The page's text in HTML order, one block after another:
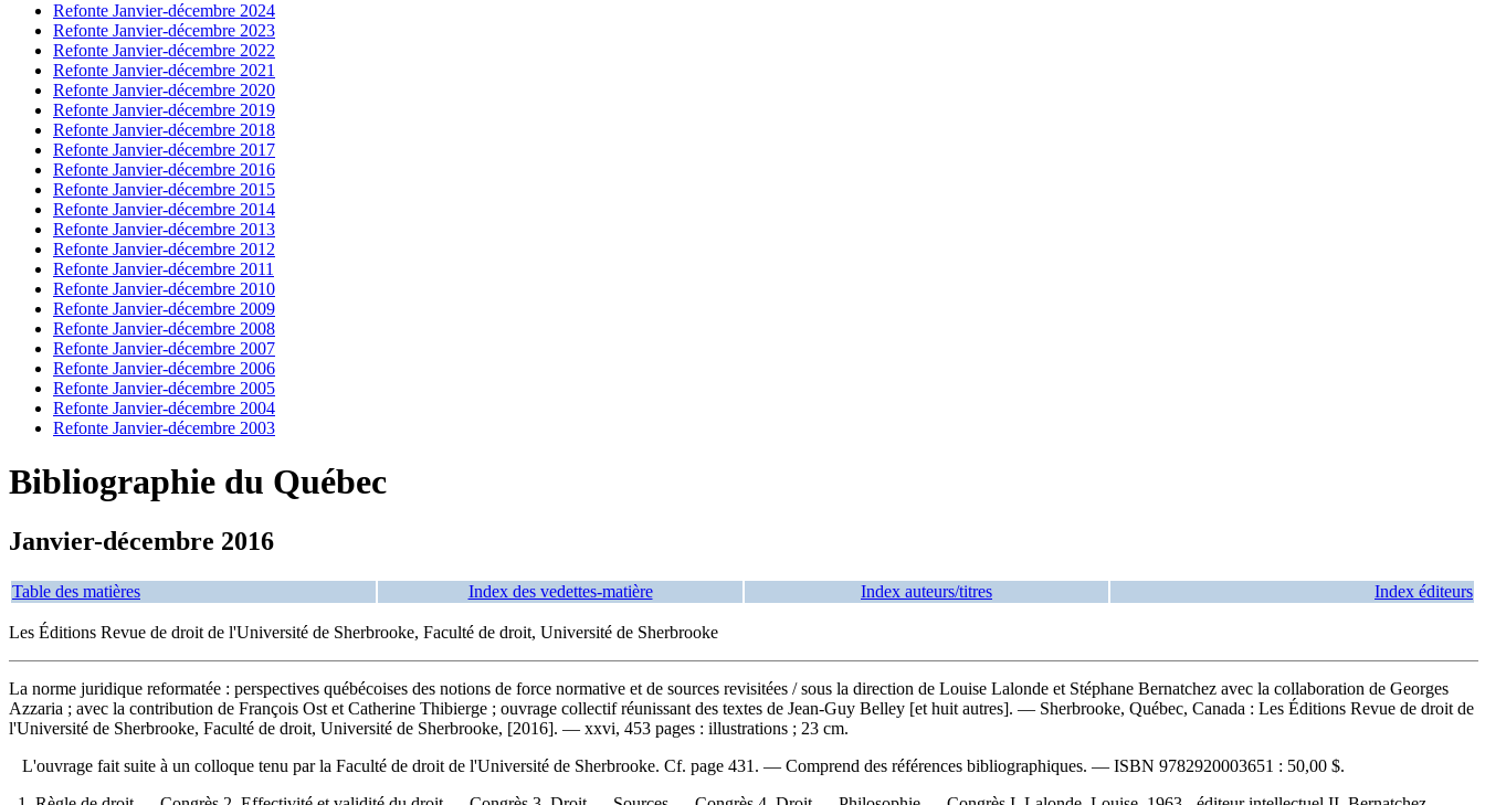
Refonte Janvier-décembre 2024
Refonte Janvier-décembre 2023
Refonte Janvier-décembre 2022
Refonte Janvier-décembre 2021
Refonte Janvier-décembre 2020
Refonte Janvier-décembre 2019
Refonte Janvier-décembre 2018
Refonte Janvier-décembre 2017
Refonte Janvier-décembre 2016
Refonte Janvier-décembre 2015
Refonte Janvier-décembre 2014
Refonte Janvier-décembre 2013
Refonte Janvier-décembre 2012
Refonte Janvier-décembre 2011
Refonte Janvier-décembre 2010
Refonte Janvier-décembre 2009
Refonte Janvier-décembre 2008
Refonte Janvier-décembre 2007
Refonte Janvier-décembre 2006
Refonte Janvier-décembre 2005
Refonte Janvier-décembre 2004
Refonte Janvier-décembre 2003
Bibliographie du Québec
Janvier-décembre 2016
Table des matières Index des vedettes-matière Index auteurs/titres Index éditeurs
Les Éditions Revue de droit de l'Université de Sherbrooke, Faculté de droit, Université de Sherbrooke
La norme juridique reformatée : perspectives québécoises des notions de force normative et de sources revisitées / sous la direction de Louise Lalonde et Stéphane Bernatchez avec la collaboration de Georges
Azzaria ; avec la contribution de François Ost et Catherine Thibierge ; ouvrage collectif réunissant des textes de Jean-Guy Belley [et huit autres]. — Sherbrooke, Québec, Canada : Les Éditions Revue de droit de
l'Université de Sherbrooke, Faculté de droit, Université de Sherbrooke, [2016]. — xxvi, 453 pages : illustrations ; 23 cm.
L'ouvrage fait suite à un colloque tenu par la Faculté de droit de l'Université de Sherbrooke. Cf. page 431. — Comprend des références bibliographiques. — ISBN 9782920003651 : 50,00 $.